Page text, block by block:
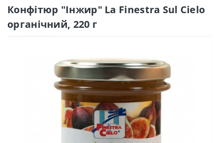
Конфітюр "Інжир" La Finestra Sul Cielo
органічний, 220 г